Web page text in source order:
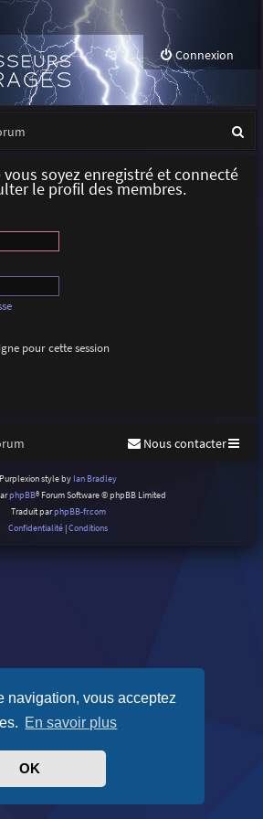
navigation, vous acceptez
En savoir plus
OK
Connexion
soyez enregistré et connecté
le profil des membres.
pour cette session
Nous contacter
Purplexion style by Ian Bradley
phpBB® Forum Software © phpBB Limited
Traduit parphpBB-fr.com
Confidentialité |Conditions